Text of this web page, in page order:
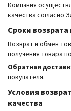
Компания
качества согласно
Сроки
Возврат и обмен
получения товара
Обратная
покупателя.
Условия
качества